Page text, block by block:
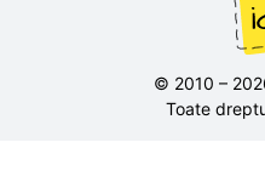
© 2010 –
Toate